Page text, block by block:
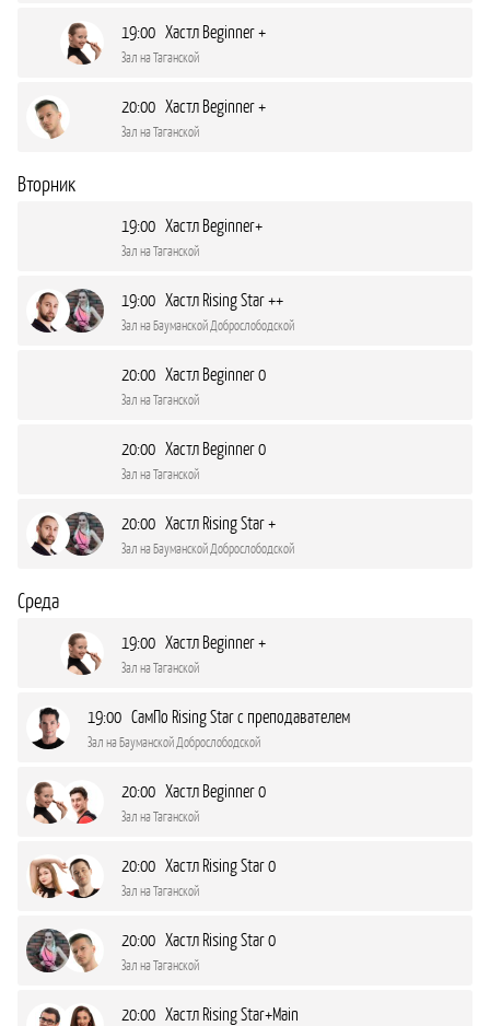
19:00 Хастл Beginner +
Зал на Таганской
20:00 Хастл Beginner +
Зал на Таганской
Вторник
19:00 Хастл Beginner+
Зал на Таганской
19:00 Хастл Rising Star ++
Зал на Бауманской Доброслободской
20:00 Хастл Beginner 0
Зал на Таганской
20:00 Хастл Beginner 0
Зал на Таганской
20:00 Хастл Rising Star +
Зал на Бауманской Доброслободской
Среда
19:00 Хастл Beginner +
Зал на Таганской
19:00 СамПо Rising Star с преподавателем
Зал на Бауманской Доброслободской
20:00 Хастл Beginner 0
Зал на Таганской
20:00 Хастл Rising Star 0
Зал на Таганской
20:00 Хастл Rising Star 0
Зал на Таганской
20:00 Хастл Rising Star+Main